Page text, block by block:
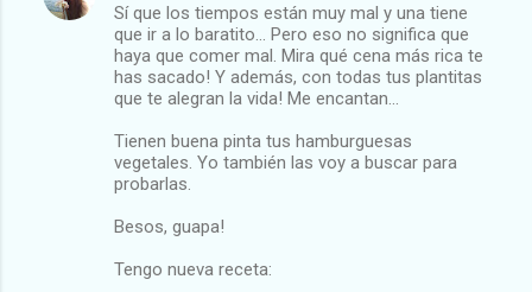
Sí que los tiempos están muy mal y una tiene
que ir a lo baratito... Pero eso no significa que
haya que comer mal. Mira qué cena más rica te
has sacado! Y además, con todas tus plantitas
que te alegran la vida! Me encantan...
Tienen buena pinta tus hamburguesas
vegetales. Yo también las voy a buscar para
probarlas.
Besos, guapa!
Tengo nueva receta: